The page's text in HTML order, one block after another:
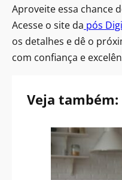
Aproveite essa chance
Acesse o site da pós
os detalhes e dê o
com confiança e
Veja também: